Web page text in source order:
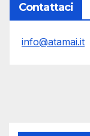
Contattaci
info@atamai.it